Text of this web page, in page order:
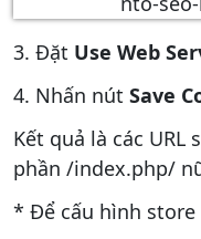
3. Đặt Use Web
4. Nhấn nút Save
Kết quả là các URL
phần /index.php/
* Để cấu hình store